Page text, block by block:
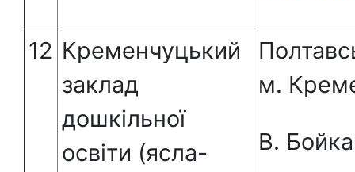
12 Кременчуцький
заклад
дошкільної
освіти (ясла-
м.
В.